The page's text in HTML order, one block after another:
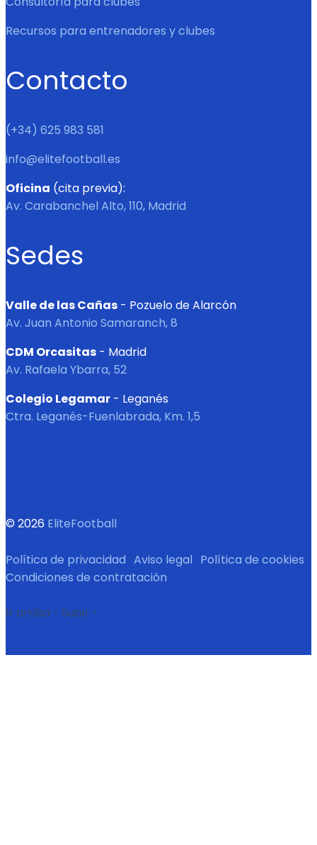
Recursos para entrenadores y clubes
Contacto
(+34) 625 983 581
info@elitefootball.es
Oficina (cita previa):
Av. Carabanchel Alto, 110, Madrid
Sedes
Valle de las Cañas - Pozuelo de Alarcón
Av. Juan Antonio Samaranch, 8
CDM Orcasitas - Madrid
Av. Rafaela Ybarra, 52
Colegio Legamar - Leganés
Ctra. Leganés-Fuenlabrada, Km. 1,5
© 2026 EliteFootball
Política de privacidad · Aviso legal · Política de cookies ·
Condiciones de contratación
Ir arriba ↑ Subir ↑